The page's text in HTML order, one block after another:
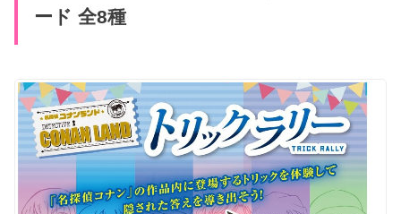
ード 全8種